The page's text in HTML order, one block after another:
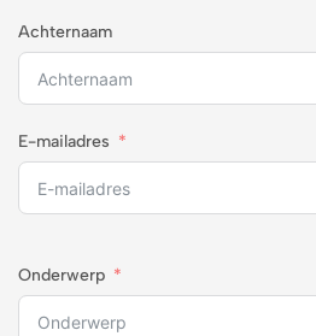
Achternaam
E-mailadres
Onderwerp